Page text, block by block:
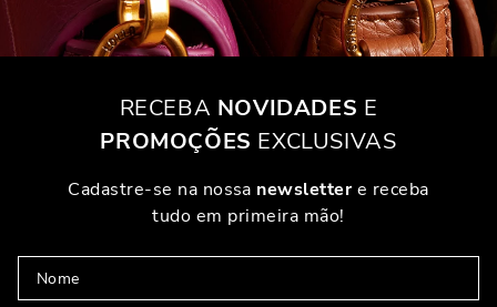
RECEBA NOVIDADES E
PROMOÇÕES EXCLUSIVAS
Cadastre-se na nossa newslettere receba
tudo em primeira mão!